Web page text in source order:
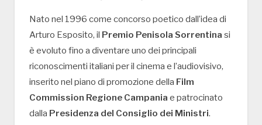
Nato nel 1996 come concorso poetico dall’idea di
Arturo Esposito, il Premio Penisola Sorrentina si
è evoluto fino a diventare uno dei principali
riconoscimenti italiani per il cinema e l’audiovisivo,
inserito nel piano di promozione della Film
Commission Regione Campania e patrocinato
dalla Presidenza del Consiglio dei Ministri.